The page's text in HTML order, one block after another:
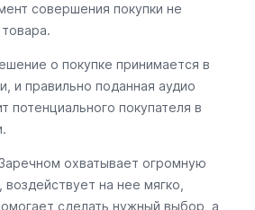
совершения покупки не
о покупке принимается в
и правильно поданная аудио
потенциального покупателя в
охватывает огромную
на нее мягко,
сделать нужный выбор, а